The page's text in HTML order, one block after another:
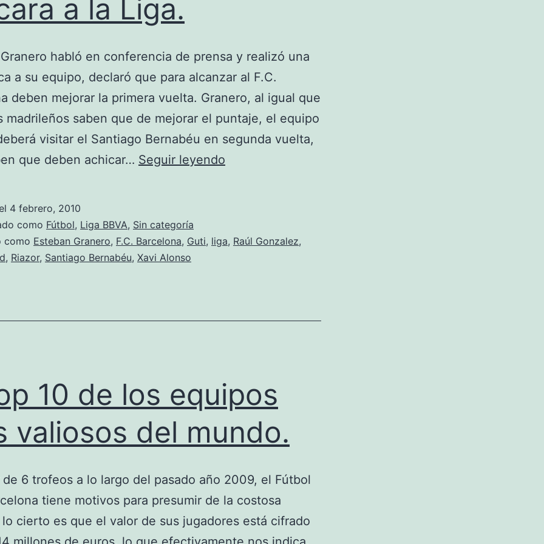
a la Liga.
habló en conferencia de prensa y realizó una
a su equipo, declaró que para alcanzar al F.C.
deben mejorar la primera vuelta. Granero, al igual que
madrileños saben que de mejorar el puntaje, el equipo
visitar el Santiago Bernabéu en segunda vuelta,
que deben achicar… Seguir leyendo
Madrid
la
4 febrero, 2010
como Fútbol, Liga BBVA, Sin categoría
como Esteban Granero, F.C. Barcelona, Guti, liga, Raúl Gonzalez,
, Riazor, Santiago Bernabéu, Xavi Alonso
10 de los equipos
valiosos del mundo.
de 6 trofeos a lo largo del pasado año 2009, el Fútbol
tiene motivos para presumir de la costosa
cierto es que el valor de sus jugadores está cifrado